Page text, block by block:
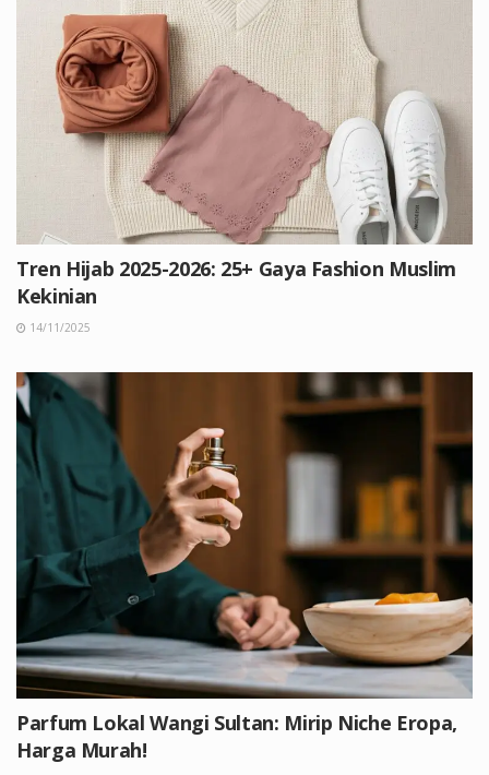
Tren Hijab 2025-2026: 25+ Gaya Fashion Muslim
Kekinian
14/11/2025
Parfum Lokal Wangi Sultan: Mirip Niche Eropa,
Harga Murah!